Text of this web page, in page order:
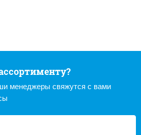
менеджеры свяжутся с вами